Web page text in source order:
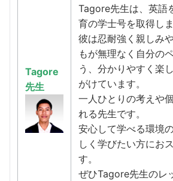
Tagore
先生
Tagore先生は、英語
育の学士号を取得しま
彼は忍耐強く親しみ
もが無理なく自分の
う、分かりやすく楽
がけています。
一人ひとりの考えや
れる先生です。
安心して学べる環境
しく学びたい方にお
す。
ぜひTagore先生のレ